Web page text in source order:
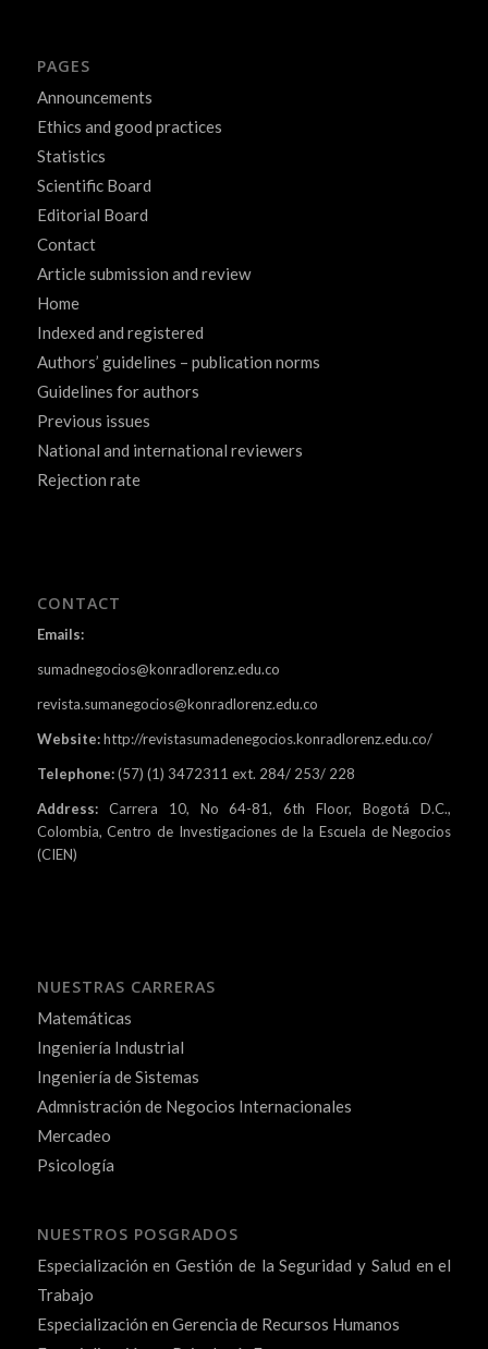
PAGES
Announcements
Ethics and good practices
Statistics
Scientific Board
Editorial Board
Contact
Article submission and review
Home
Indexed and registered
Authors’ guidelines – publication norms
Guidelines for authors
Previous issues
National and international reviewers
Rejection rate
CONTACT
Emails:
sumadnegocios@konradlorenz.edu.co
revista.sumanegocios@konradlorenz.edu.co
Website: http://revistasumadenegocios.konradlorenz.edu.co/
Telephone:(57) (1) 3472311 ext. 284/ 253/ 228
Address:Carrera 10, No 64-81, 6th Floor, Bogotá D.C.,
Colombia, Centro de Investigaciones de la Escuela de Negocios
(CIEN)
NUESTRAS CARRERAS
Matemáticas
Ingeniería Industrial
Ingeniería de Sistemas
Admnistración de Negocios Internacionales
Mercadeo
Psicología
NUESTROS POSGRADOS
Especialización en Gestión de la Seguridad y Salud en el
Trabajo
Especialización en Gerencia de Recursos Humanos